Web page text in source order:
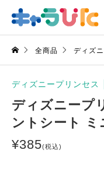
全商品 ディズ
ディズニープリンセス
ディズニープ
ントシート ミ
¥385(税込)